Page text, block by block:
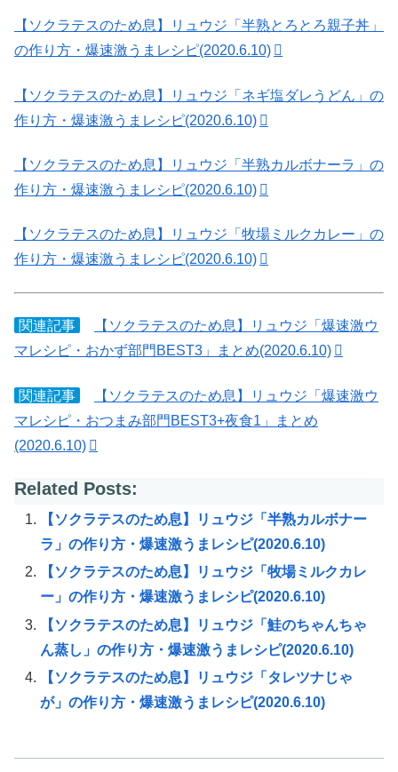
【ソクラテスのため息】リュウジ「半熟とろとろ親子丼」
の作り方・爆速激うまレシピ(2020.6.10)
【ソクラテスのため息】リュウジ「ネギ塩ダレうどん」の
作り方・爆速激うまレシピ(2020.6.10)
【ソクラテスのため息】リュウジ「半熟カルボナーラ」の
作り方・爆速激うまレシピ(2020.6.10)
【ソクラテスのため息】リュウジ「牧場ミルクカレー」の
作り方・爆速激うまレシピ(2020.6.10)
関連記事
【ソクラテスのため息】リュウジ「爆速激ウ
マレシピ・おかず部門BEST3」まとめ(2020.6.10)
関連記事
【ソクラテスのため息】リュウジ「爆速激ウ
マレシピ・おつまみ部門BEST3+夜食1」まとめ
(2020.6.10)
Related Posts:
【ソクラテスのため息】リュウジ「半熟カルボナー
ラ」の作り方・爆速激うまレシピ(2020.6.10)
【ソクラテスのため息】リュウジ「牧場ミルクカレ
ー」の作り方・爆速激うまレシピ(2020.6.10)
【ソクラテスのため息】リュウジ「鮭のちゃんちゃ
ん蒸し」の作り方・爆速激うまレシピ(2020.6.10)
【ソクラテスのため息】リュウジ「タレツナじゃ
が」の作り方・爆速激うまレシピ(2020.6.10)